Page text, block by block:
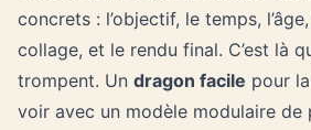
concrets : l’objectif, le temps,
collage, et le rendu final. C’est là
trompent. Un dragon facile pour
voir avec un modèle modulaire de